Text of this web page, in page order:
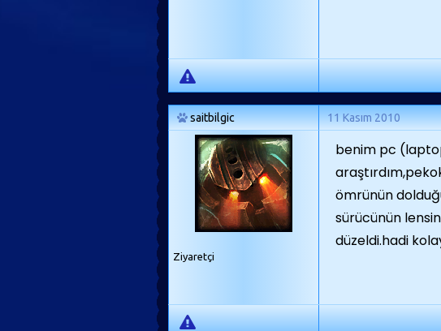
saitbilgic 11 Kasım 2010
Ziyaretçi
benim pc
ömrünün
sürücünün
düzeldi.hadi